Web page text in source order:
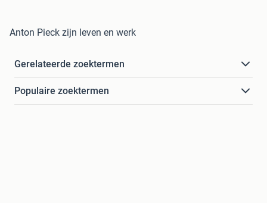
Anton Pieck zijn leven en werk
Gerelateerde zoektermen
Populaire zoektermen